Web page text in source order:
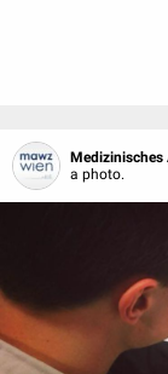
Medizinisches
a photo.